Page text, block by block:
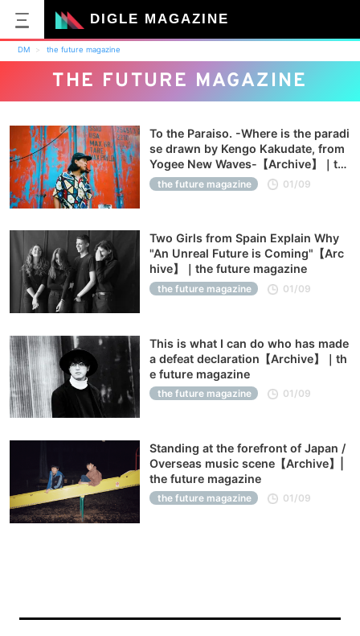
DM the future magazine
DIGLE MAGAZINE
THE FUTURE MAGAZINE
To the Paraiso. -Where is the paradi
se drawn by Kengo Kakudate, from
Yogee New Waves-【Archive】｜th
e future magazine
the future magazine 01/09
Two Girls from Spain Explain Why
"An Unreal Future is Coming"【Arc
hive】｜the future magazine
the future magazine 01/09
This is what I can do who has made
a defeat declaration【Archive】｜th
e future magazine
the future magazine 01/09
Standing at the forefront of Japan /
Overseas music scene【Archive】|
the future magazine
the future magazine 01/09